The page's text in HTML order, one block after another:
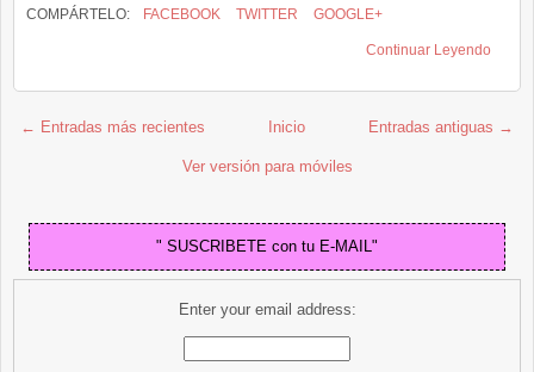
COMPÁRTELO: FACEBOOK TWITTER GOOGLE+
Continuar Leyendo
← Entradas más recientes Entradas antiguas →
Inicio
Ver versión para móviles
" SUSCRIBETE con tu E-MAIL"
Enter your email address: